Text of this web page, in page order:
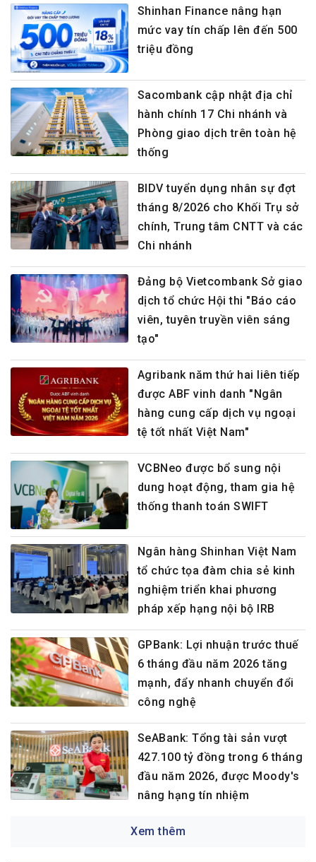
Shinhan Finance nâng hạn
mức vay tín chấp lên đến 500
triệu đồng
Sacombank cập nhật địa chỉ
hành chính 17 Chi nhánh và
Phòng giao dịch trên toàn hệ
thống
BIDV tuyển dụng nhân sự đợt
tháng 8/2026 cho Khối Trụ sở
chính, Trung tâm CNTT và các
Chi nhánh
Đảng bộ Vietcombank Sở giao
dịch tổ chức Hội thi "Báo cáo
viên, tuyên truyền viên sáng
tạo"
Agribank năm thứ hai liên tiếp
được ABF vinh danh "Ngân
hàng cung cấp dịch vụ ngoại
tệ tốt nhất Việt Nam"
VCBNeo được bổ sung nội
dung hoạt động, tham gia hệ
thống thanh toán SWIFT
Ngân hàng Shinhan Việt Nam
tổ chức tọa đàm chia sẻ kinh
nghiệm triển khai phương
pháp xếp hạng nội bộ IRB
GPBank: Lợi nhuận trước thuế
6 tháng đầu năm 2026 tăng
mạnh, đẩy nhanh chuyển đổi
công nghệ
SeABank: Tổng tài sản vượt
427.100 tỷ đồng trong 6 tháng
đầu năm 2026, được Moody's
nâng hạng tín nhiệm
Xem thêm